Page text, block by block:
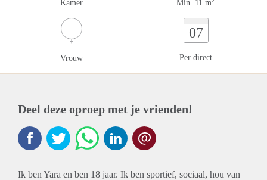
Kamer Min. 11 m
Vrouw
07
Per direct
Deel deze oproep met je vrienden!
Ik ben Yara en ben 18 jaar. Ik ben sportief, sociaal, hou van